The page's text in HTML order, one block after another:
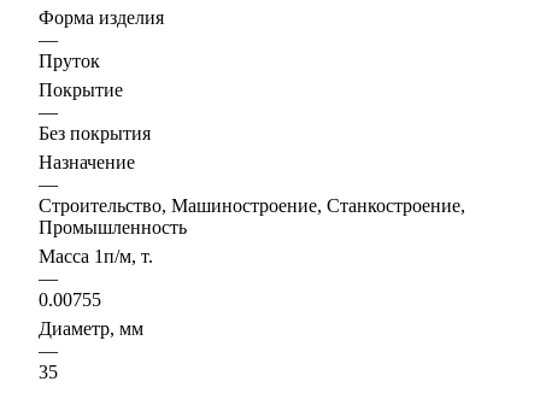
Форма изделия
—
Пруток
Покрытие
—
Без покрытия
Назначение
—
Строительство, Машиностроение, Станкостроение,
Промышленность
Масса 1п/м, т.
—
0.00755
Диаметр, мм
—
35